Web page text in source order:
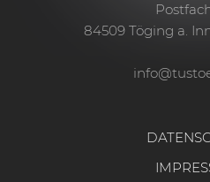
84509 Töging a.